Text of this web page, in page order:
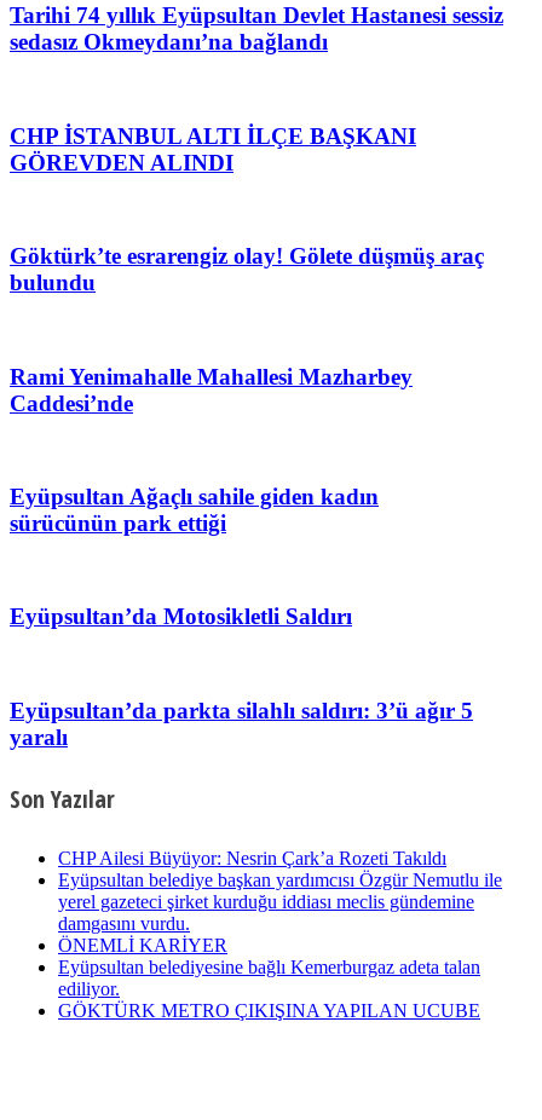
Tarihi 74 yıllık Eyüpsultan Devlet Hastanesi sessiz
sedasız Okmeydanı’na bağlandı
CHP İSTANBUL ALTI İLÇE BAŞKANI
GÖREVDEN ALINDI
Göktürk’te esrarengiz olay! Gölete düşmüş araç
bulundu
Rami Yenimahalle Mahallesi Mazharbey
Caddesi’nde
Eyüpsultan Ağaçlı sahile giden kadın
sürücünün park ettiği
Eyüpsultan’da Motosikletli Saldırı
Eyüpsultan’da parkta silahlı saldırı: 3’ü ağır 5
yaralı
Son Yazılar
CHP Ailesi Büyüyor: Nesrin Çark’a Rozeti Takıldı
Eyüpsultan belediye başkan yardımcısı Özgür Nemutlu ile
yerel gazeteci şirket kurduğu iddiası meclis gündemine
damgasını vurdu.
ÖNEMLİ KARİYER
Eyüpsultan belediyesine bağlı Kemerburgaz adeta talan
ediliyor.
GÖKTÜRK METRO ÇIKIŞINA YAPILAN UCUBE